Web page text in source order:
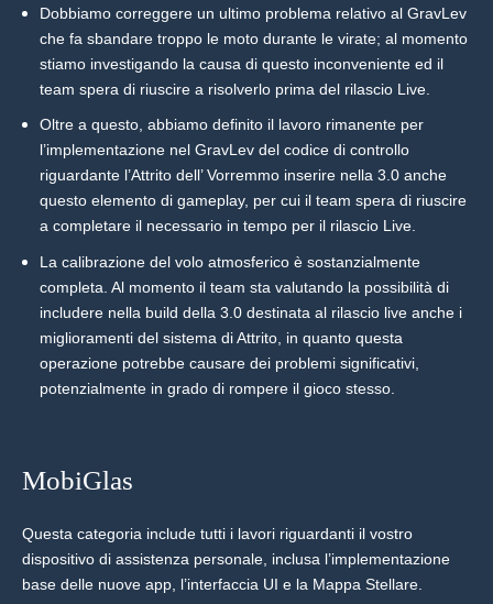
Dobbiamo correggere un ultimo problema relativo al GravLev
che fa sbandare troppo le moto durante le virate; al momento
stiamo investigando la causa di questo inconveniente ed il
team spera di riuscire a risolverlo prima del rilascio Live.
Oltre a questo, abbiamo definito il lavoro rimanente per
l’implementazione nel GravLev del codice di controllo
riguardante l’Attrito dell’ Vorremmo inserire nella 3.0 anche
questo elemento di gameplay, per cui il team spera di riuscire
a completare il necessario in tempo per il rilascio Live.
La calibrazione del volo atmosferico è sostanzialmente
completa. Al momento il team sta valutando la possibilità di
includere nella build della 3.0 destinata al rilascio live anche i
miglioramenti del sistema di Attrito, in quanto questa
operazione potrebbe causare dei problemi significativi,
potenzialmente in grado di rompere il gioco stesso.
MobiGlas
Questa categoria include tutti i lavori riguardanti il vostro
dispositivo di assistenza personale, inclusa l’implementazione
base delle nuove app, l’interfaccia UI e la Mappa Stellare.